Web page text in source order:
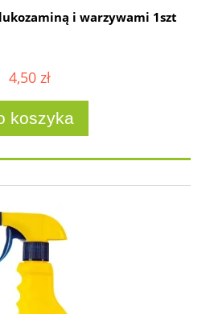
i warzywami 1szt
4,50 zł
koszyka